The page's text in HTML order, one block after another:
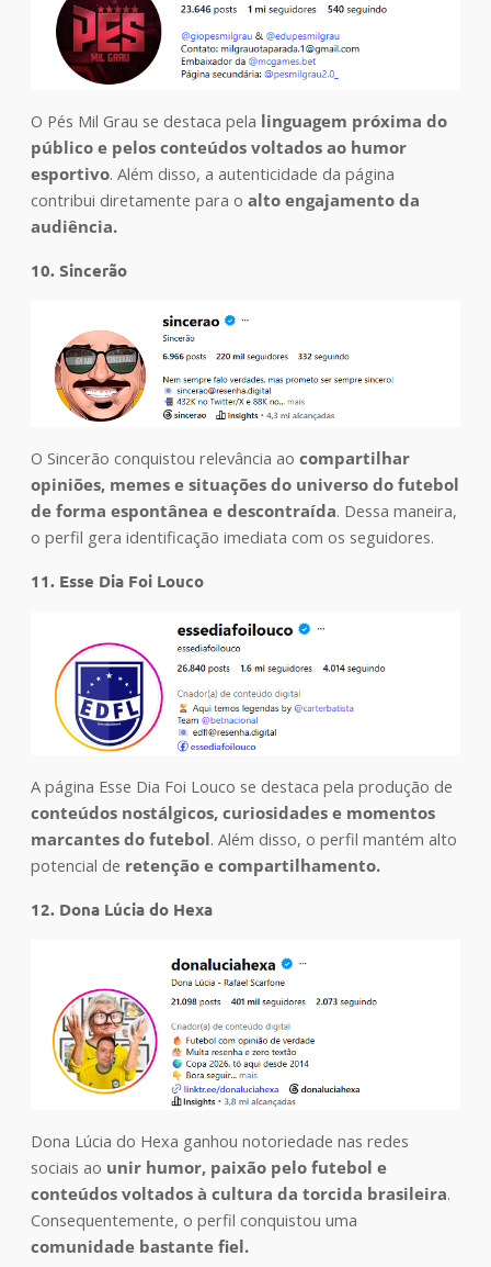
O Pés Mil Grau se destaca pela linguagem próxima do
público e pelos conteúdos voltados ao humor
esportivo. Além disso, a autenticidade da página
contribui diretamente para o alto engajamento da
audiência.
10. Sincerão
O Sincerão conquistou relevância ao compartilhar
opiniões, memes e situações do universo do futebol
de forma espontânea e descontraída. Dessa maneira,
o perfil gera identificação imediata com os seguidores.
11. Esse Dia Foi Louco
A página Esse Dia Foi Louco se destaca pela produção de
conteúdos nostálgicos, curiosidades e momentos
marcantes do futebol. Além disso, o perfil mantém alto
potencial de retenção e compartilhamento.
12. Dona Lúcia do Hexa
Dona Lúcia do Hexa ganhou notoriedade nas redes
sociais ao unir humor, paixão pelo futebol e
conteúdos voltados à cultura da torcida brasileira.
Consequentemente, o perfil conquistou uma
comunidade bastante fiel.